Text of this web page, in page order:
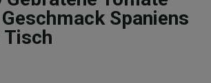
Spaniens